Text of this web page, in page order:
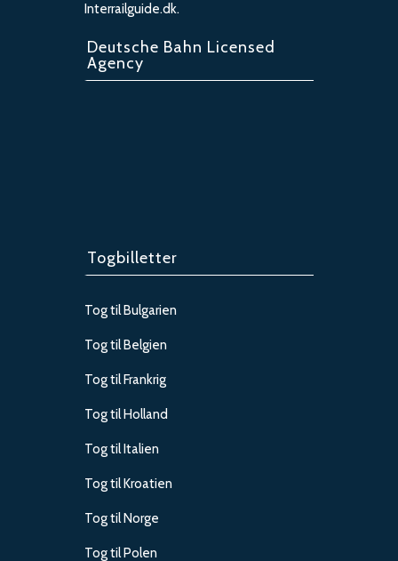
Interrailguide.dk.
Deutsche Bahn Licensed
Agency
Togbilletter
Tog til Bulgarien
Tog til Belgien
Tog til Frankrig
Tog til Holland
Tog til Italien
Tog til Kroatien
Tog til Norge
Tog til Polen